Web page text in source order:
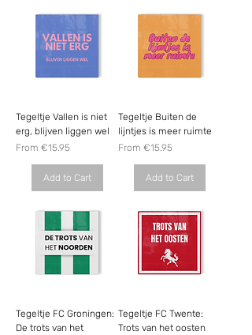
Tegeltje Vallen is niet
erg, blijven liggen wel
From €15.95
Sale Price
Add to Cart
Tegeltje Buiten de
lijntjes is meer ruimte
From €15.95
Sale Price
Add to Cart
Tegeltje FC Groningen:
De trots van het
Tegeltje FC Twente:
Trots van het oosten